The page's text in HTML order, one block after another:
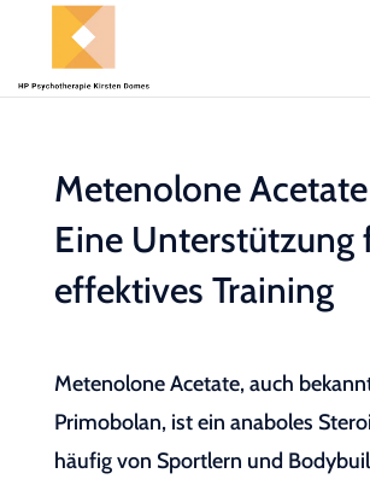
Metenolone
Eine Unterstützung
effektives Training
Metenolone Acetate, auch
Primobolan, ist ein anaboles
häufig von Sportlern und